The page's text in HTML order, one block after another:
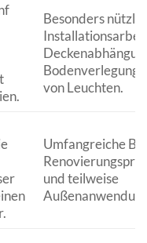
Besonders
Bodenverlegung,
von Leuchten.
Umfangreiche
und teilweise